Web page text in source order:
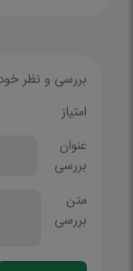
بررسی و نظر
امتیاز
عنوان
بررسی
متن
بررسی